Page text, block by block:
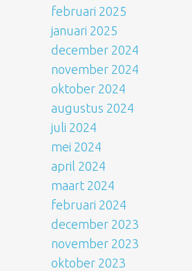
februari 2025
januari 2025
december 2024
november 2024
oktober 2024
augustus 2024
juli 2024
mei 2024
april 2024
maart 2024
februari 2024
december 2023
november 2023
oktober 2023